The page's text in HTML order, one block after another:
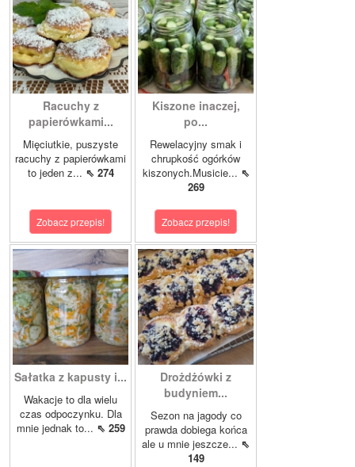
Racuchy z
papierówkami...
Mięciutkie, puszyste
racuchy z papierówkami
to jeden z... ⇖ 274
Zobacz przepis!
Kiszone inaczej,
po...
Rewelacyjny smak i
chrupkość ogórków
kiszonych.Musicie... ⇖
269
Zobacz przepis!
Sałatka z kapusty i...
Wakacje to dla wielu
czas odpoczynku. Dla
mnie jednak to... ⇖ 259
Drożdżówki z
budyniem...
Sezon na jagody co
prawda dobiega końca
ale u mnie jeszcze... ⇖
149